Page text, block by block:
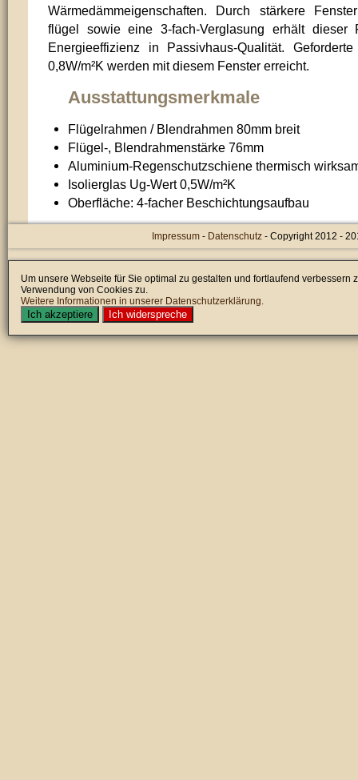
Wärmedämmeigenschaften. Durch stärkere
flügel sowie eine 3-fach-Verglasung erhält dieser
Energieeffizienz in Passivhaus-Qualität.
0,8W/m²K werden mit diesem Fenster erreicht.
Ausstattungsmerkmale
Flügelrahmen / Blendrahmen 80mm breit
Flügel-, Blendrahmenstärke 76mm
Aluminium-Regenschutzschiene thermisch
Isolierglas Ug-Wert 0,5W/m²K
Oberfläche: 4-facher Beschichtungsaufbau
Impressum - Datenschutz - Copyright 2012 -
Um unsere Webseite für Sie optimal zu gestalten und fortlaufend
Verwendung von Cookies zu.
Weitere Informationen in unserer Datenschutzerklärung.
Ich akzeptiere Ich widerspreche